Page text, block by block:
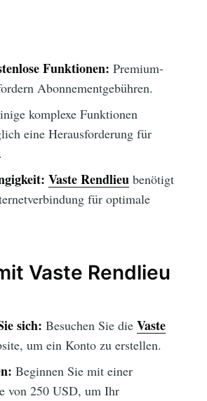
Funktionen: Premium-
Abonnementgebühren.
komplexe Funktionen
eine Herausforderung für
Vaste Rendlieu benötigt
für optimale
Vaste Rendlieu
sich: Besuchen Sie die Vaste
um ein Konto zu erstellen.
Beginnen Sie mit einer
von 250 USD, um Ihr